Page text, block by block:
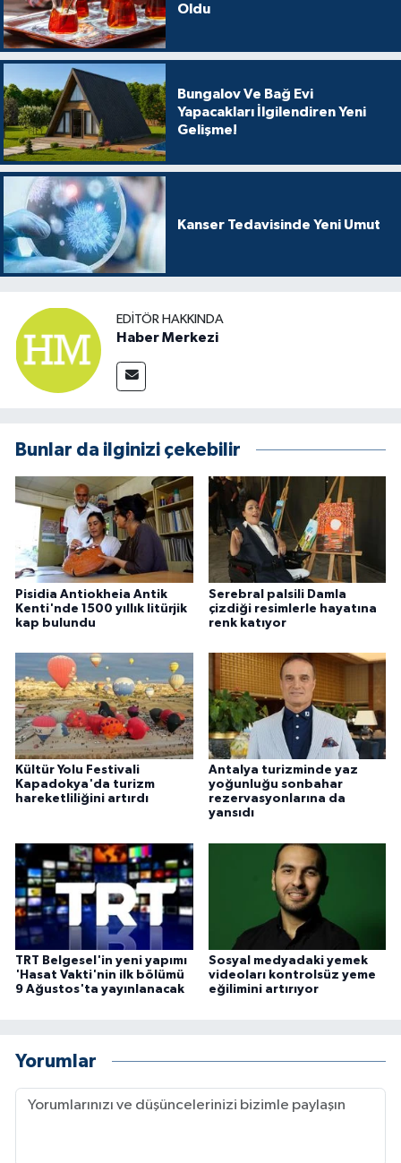
Oldu
Bungalov Ve Bağ Evi
Yapacakları İlgilendiren Yeni
Gelişme!
Kanser Tedavisinde Yeni Umut
EDITÖR HAKKINDA
Haber Merkezi
Bunlar da ilginizi çekebilir
Pisidia Antiokheia Antik
Kenti'nde 1500 yıllık litürjik
kap bulundu
Serebral palsili Damla
çizdiği resimlerle hayatına
renk katıyor
Kültür Yolu Festivali
Kapadokya'da turizm
hareketliliğini artırdı
Antalya turizminde yaz
yoğunluğu sonbahar
rezervasyonlarına da
yansıdı
TRT Belgesel'in yeni yapımı
'Hasat Vakti'nin ilk bölümü
9 Ağustos'ta yayınlanacak
Sosyal medyadaki yemek
videoları kontrolsüz yeme
eğilimini artırıyor
Yorumlar